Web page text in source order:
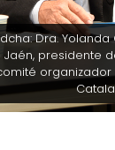
Dra.
Jaén, presidente